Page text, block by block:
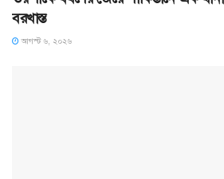
বরখাস্ত
আগস্ট ৬, ২০২৬